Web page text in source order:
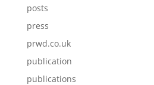
posts
press
prwd.co.uk
publication
publications